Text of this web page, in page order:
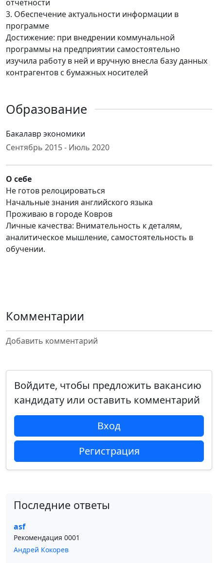
отчетности
3. Обеспечение актуальности информации в
программе
Достижение: при внедрении коммунальной
программы на предприятии самостоятельно
изучила работу в ней и вручную внесла базу данных
контрагентов с бумажных носителей
Образование
Бакалавр экономики
Сентябрь 2015 - Июль 2020
О себе
Не готов релоцироваться
Начальные знания английского языка
Проживаю в городе Ковров
Личные качества: Внимательность к деталям,
аналитическое мышление, самостоятельность в
обучении.
Комментарии
Добавить комментарий
Войдите, чтобы предложить вакансию
кандидату или оставить комментарий
Вход
Регистрация
Последние ответы
asf
Рекомендация 0001
Андрей Кокорев